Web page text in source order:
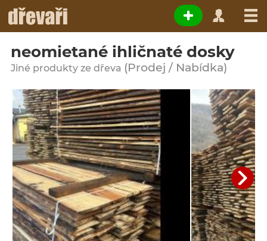
neomietané ihličnaté dosky
Jiné produkty ze dřeva (Prodej / Nabídka)